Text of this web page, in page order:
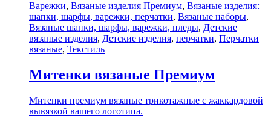
Варежки, Вязаные изделия Премиум, Вязаные изделия:
шапки, шарфы, варежки, перчатки, Вязаные наборы,
Вязаные шапки, шарфы, варежки, пледы, Детские
вязаные изделия, Детские изделия, перчатки, Перчатки
вязаные, Текстиль
Митенки вязаные Премиум
Митенки премиум вязаные трикотажные с жаккардовой
вывязкой вашего логотипа.